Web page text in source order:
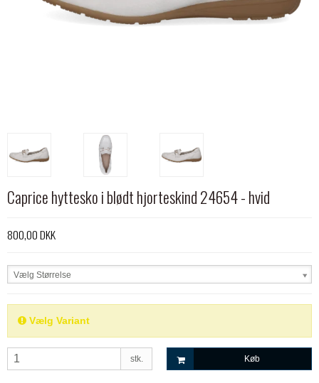
Caprice hyttesko i blødt hjorteskind 24654 - hvid
800,00 DKK
Vælg Størrelse
Vælg Variant
stk. Køb